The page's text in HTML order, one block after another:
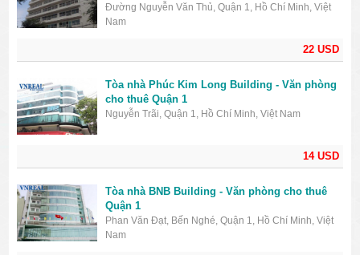
22 USD
Đường Nguyễn Văn Thủ, Quận 1, Hồ Chí Minh, Việt
Nam
14 USD
Tòa nhà Phúc Kim Long Building - Văn phòng
cho thuê Quận 1
Nguyễn Trãi, Quận 1, Hồ Chí Minh, Việt Nam
Tòa nhà BNB Building - Văn phòng cho thuê
Quận 1
Phan Văn Đạt, Bến Nghé, Quận 1, Hồ Chí Minh, Việt
Nam